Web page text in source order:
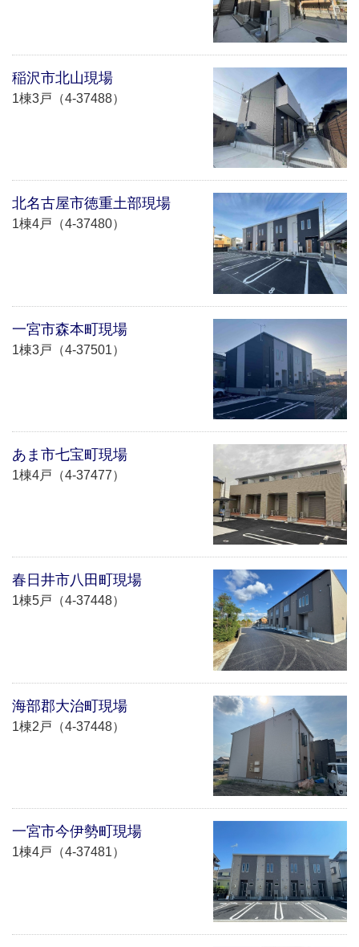
稲沢市北山現場
1棟3戸（4-37488）
北名古屋市徳重土部現場
1棟4戸（4-37480）
一宮市森本町現場
1棟3戸（4-37501）
あま市七宝町現場
1棟4戸（4-37477）
春日井市八田町現場
1棟5戸（4-37448）
海部郡大治町現場
1棟2戸（4-37448）
一宮市今伊勢町現場
1棟4戸（4-37481）